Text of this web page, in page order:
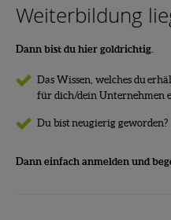
Weiterbildung
Dann bist du hier goldrichtig.
Das Wissen, welches du
für dich/dein Unternehmen
Du bist neugierig geworden?
Dann einfach anmelden und